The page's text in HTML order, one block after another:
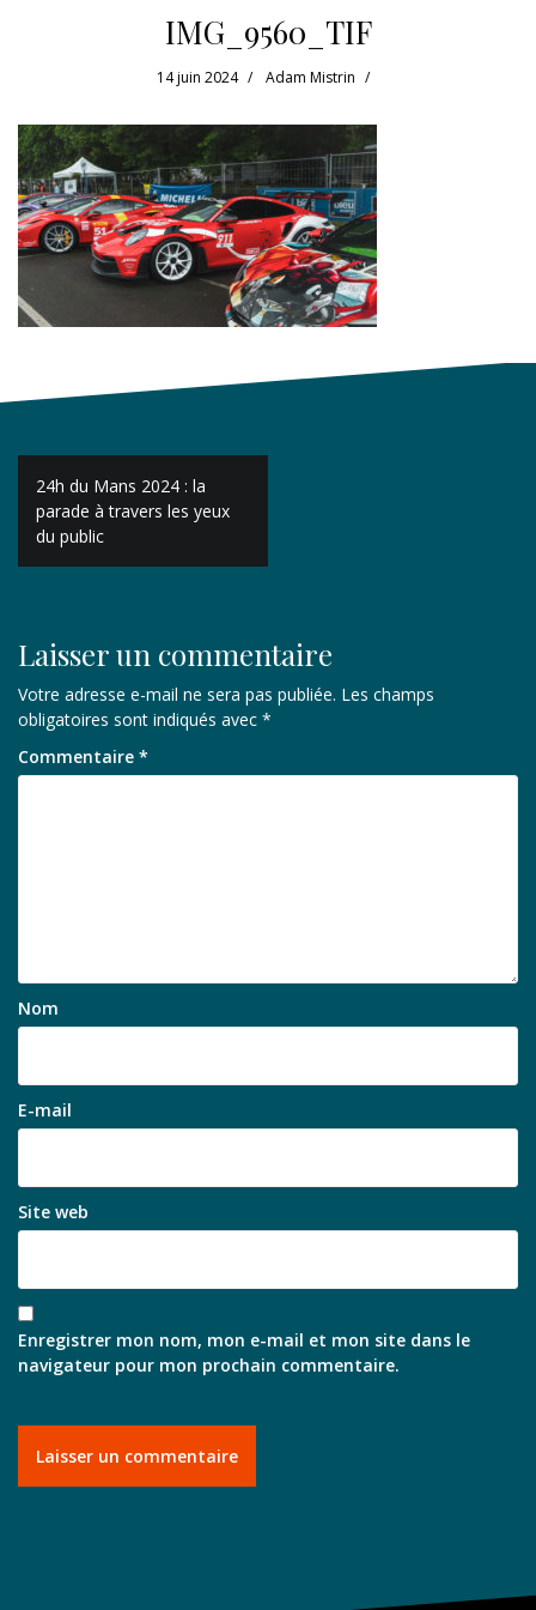
IMG_9560_TIF
14 juin 2024 Adam Mistrin
Navigation
de
l’article
24h du Mans 2024 : la
parade à travers les yeux
du public
Laisser un commentaire
Votre adresse e-mail ne sera pas publiée. Les champs
obligatoires sont indiqués avec *
Commentaire *
Nom
E-mail
Site web
Enregistrer mon nom, mon e-mail et mon site dans le
navigateur pour mon prochain commentaire.